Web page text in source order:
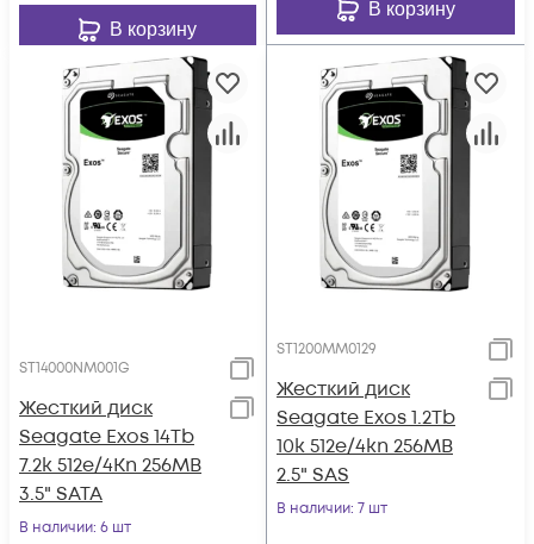
В корзину
В корзину
ST14000NM001G
Жесткий диск
Seagate Exos 14Tb
7.2k 512e/4Kn 256MB
3.5" SATA
В наличии: 6 шт
ST1200MM0129
Жесткий диск
Seagate Exos 1.2Tb
10k 512e/4kn 256MB
2.5" SAS
В наличии: 7 шт